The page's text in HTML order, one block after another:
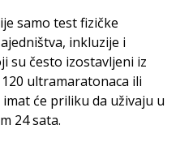
samo test fizičke
inkluzije i
su često izostavljeni iz
ultramaratonaca ili
će priliku da uživaju u
24 sata.